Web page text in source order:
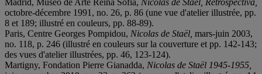
octobre-décembre 1991, no. 26, p. 86 (une vue d'atelier illustrée, pp.
8 et 189; illustré en couleurs, pp. 88-89).
Paris, Centre Georges Pompidou, Nicolas de Staël, mars-juin 2003,
no. 118, p. 246 (illustré en couleurs sur la couverture et pp. 142-143;
des vues d'atelier illustrées, pp. 46, 123-124).
Martigny, Fondation Pierre Gianadda, Nicolas de Staël 1945-1955,